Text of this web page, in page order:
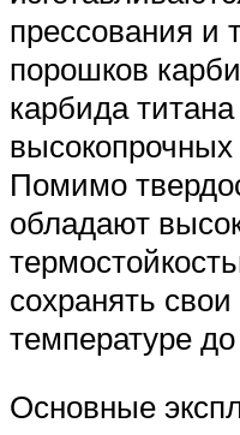
прессования и
порошков
карбида
Помимо
обладают
сохранять
температуре
Основные